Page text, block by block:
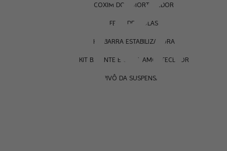
COXIM DO AMORTECEDOR
FEIXE DE MOLAS
KIT BARRA ESTABILIZADORA
KIT BATENTE E COIFA AMORTECEDOR
PIVÔ DA SUSPENSÃO